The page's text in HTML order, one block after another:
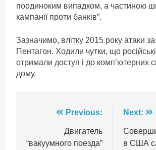
поодиноким випадком, а частиною
кампанії проти банків”.
Зазначимо, влітку 2015 року атаки
Пентагон. Ходили чутки, що
отримали доступ і до комп’ютерних
дому.
Навігація
записів
Previous:
Двигатель
“вакуумного поезда”
Next:
в США